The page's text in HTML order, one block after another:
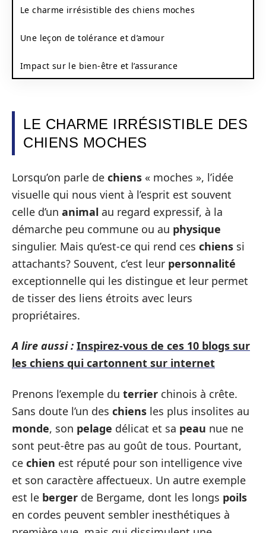
Le charme irrésistible des chiens moches
Une leçon de tolérance et d’amour
Impact sur le bien-être et l’assurance
LE CHARME IRRÉSISTIBLE DES
CHIENS MOCHES
Lorsqu’on parle de chiens « moches », l’idée
visuelle qui nous vient à l’esprit est souvent
celle d’un animal au regard expressif, à la
démarche peu commune ou au physique
singulier. Mais qu’est-ce qui rend ces chiens si
attachants? Souvent, c’est leur personnalité
exceptionnelle qui les distingue et leur permet
de tisser des liens étroits avec leurs
propriétaires.
A lire aussi : Inspirez-vous de ces 10 blogs sur
les chiens qui cartonnent sur internet
Prenons l’exemple du terrier chinois à crête.
Sans doute l’un des chiens les plus insolites au
monde, son pelage délicat et sa peau nue ne
sont peut-être pas au goût de tous. Pourtant,
ce chien est réputé pour son intelligence vive
et son caractère affectueux. Un autre exemple
est le berger de Bergame, dont les longs poils
en cordes peuvent sembler inesthétiques à